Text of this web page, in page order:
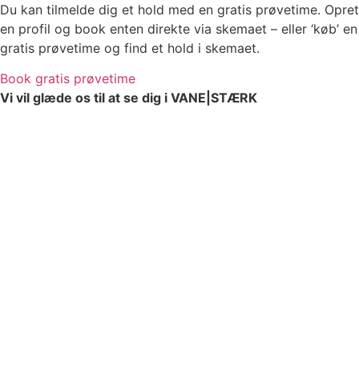
Du kan tilmelde dig et hold med en gratis prøvetime. Opret
en profil og book enten direkte via skemaet – eller ‘køb’ en
gratis prøvetime og find et hold i skemaet.
Book gratis prøvetime
Vi vil glæde os til at se dig i VANE|STÆRK